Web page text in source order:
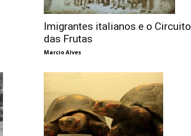
Imigrantes italianos e o Circuito
das Frutas
Marcio Alves